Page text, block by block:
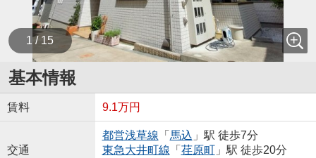
1 / 15
基本情報
賃料 9.1万円
交通
都営浅草線 「 馬込 」駅 徒歩7分
東急大井町線 「 荏原町」駅 徒歩20分